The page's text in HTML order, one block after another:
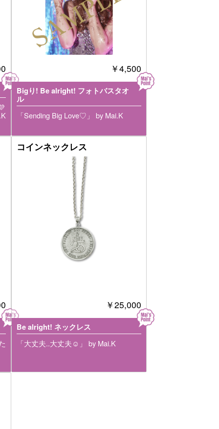
￥4,500
Bigり! Be alright! フォトバスタオ
ル
「Sending Big Love♡」 by Mai.K
コインネックレス
￥25,000
Be alright! ネックレス
「大丈夫..大丈夫☺︎」 by Mai.K